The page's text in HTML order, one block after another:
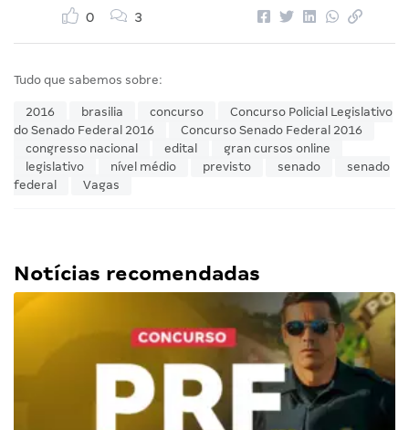
0 3
Tudo que sabemos sobre:
2016 brasilia concurso
Concurso Policial Legislativo
do Senado Federal 2016
Concurso Senado Federal 2016
congresso nacional
edital
gran cursos online
legislativo
nível médio previsto senado
senado
federal
Vagas
Notícias recomendadas